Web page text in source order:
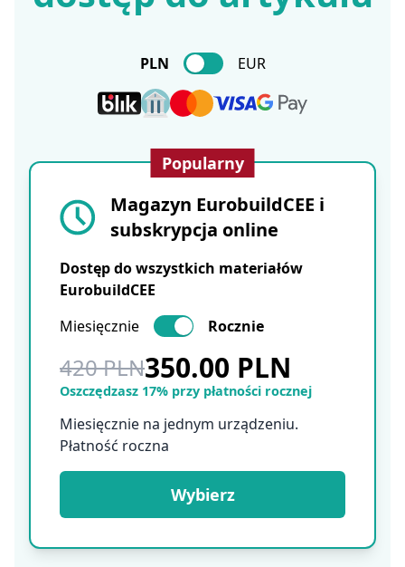
PLN EUR
Popularny
Magazyn EurobuildCEE i
subskrypcja online
Dostęp do wszystkich materiałów
EurobuildCEE
Miesięcznie
Rocznie
420 PLN350.00 PLN
Oszczędzasz 17% przy płatności rocznej
Miesięcznie na jednym urządzeniu.
Płatność roczna
Wybierz